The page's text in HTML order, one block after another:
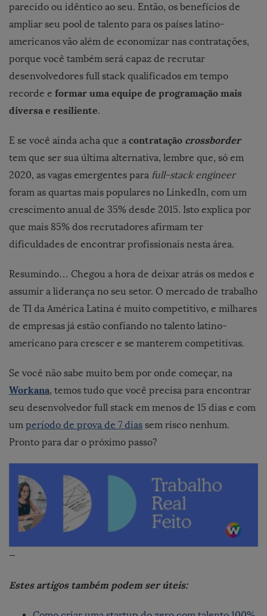
parecido ou idêntico ao seu. Então, os benefícios de
ampliar seu pool de talento para os países latino-
americanos vão além de economizar nas contratações,
porque você também será capaz de recrutar
desenvolvedores full stack qualificados em tempo
recorde e formar uma equipe de programação mais
diversa e resiliente.
E se você ainda acha que a contratação crossborder
tem que ser sua última alternativa, lembre que, só em
2020, as vagas emergentes para full-stack engineer
foram as quartas mais populares no LinkedIn, com um
crescimento anual de 35% desde 2015. Isto explica por
que mais 85% dos recrutadores afirmam ter
dificuldades de encontrar profissionais nesta área.
Resumindo… Chegou a hora de deixar atrás os medos e
assumir a liderança no seu setor. O mercado de trabalho
de TI da América Latina é muito competitivo, e milhares
de empresas já estão confiando no talento latino-
americano para crescer e se manterem competitivas.
Se você não sabe muito bem por onde começar, na
Workana, temos tudo que você precisa para encontrar
seu desenvolvedor full stack em menos de 15 dias e com
um período de prova de 7 dias sem risco nenhum.
Pronto para dar o próximo passo?
—
Estes artigos também podem ser úteis: